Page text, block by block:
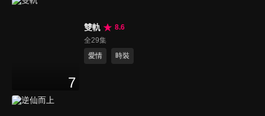
7
雙軌
8.6
全29集
愛情
時裝